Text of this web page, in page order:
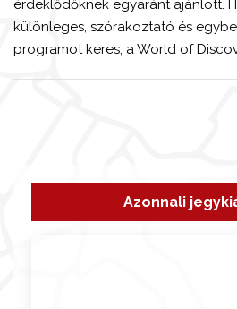
Azonnali
érdeklődőknek egyaránt ajánlott.
különleges, szórakoztató és
programot keres, a World of